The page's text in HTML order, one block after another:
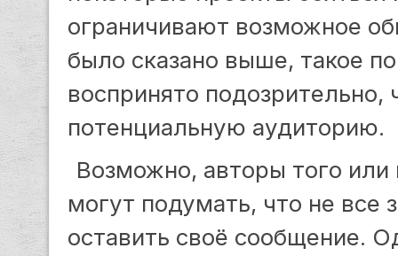
ограничивают возможное
было сказано выше, такое
воспринято подозрительно,
потенциальную аудиторию.
Возможно, авторы того или
могут подумать, что не все
оставить своё сообщение.